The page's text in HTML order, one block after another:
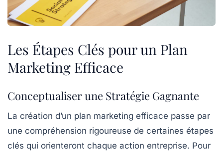
Les Étapes Clés pour un Plan
Marketing Efficace
Conceptualiser une Stratégie Gagnante
La création d’un plan marketing efficace passe par
une compréhension rigoureuse de certaines étapes
clés qui orienteront chaque action entreprise. Pour